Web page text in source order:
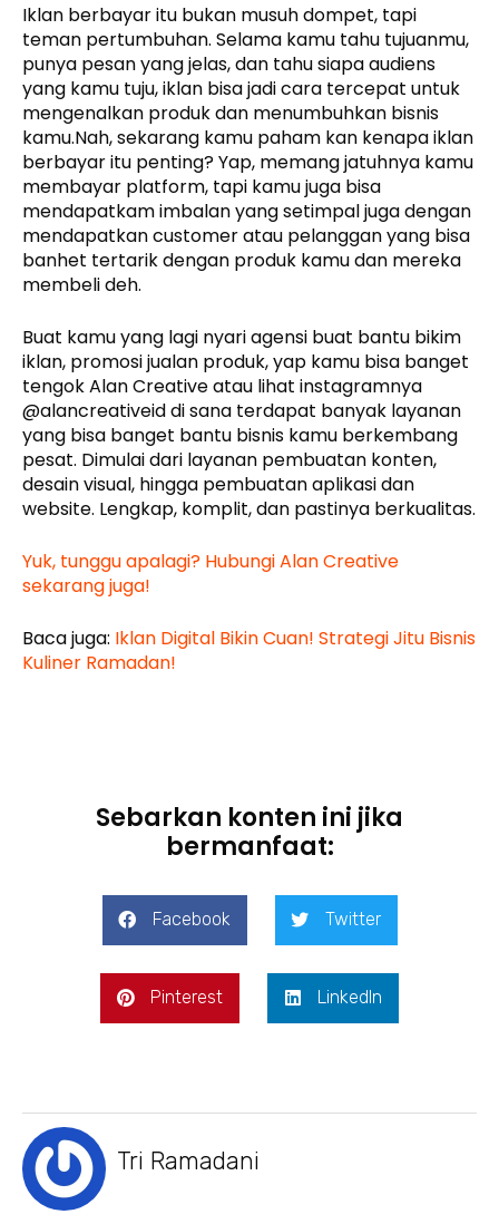
Iklan berbayar itu bukan musuh dompet, tapi
teman pertumbuhan. Selama kamu tahu tujuanmu,
punya pesan yang jelas, dan tahu siapa audiens
yang kamu tuju, iklan bisa jadi cara tercepat untuk
mengenalkan produk dan menumbuhkan bisnis
kamu.Nah, sekarang kamu paham kan kenapa iklan
berbayar itu penting? Yap, memang jatuhnya kamu
membayar platform, tapi kamu juga bisa
mendapatkam imbalan yang setimpal juga dengan
mendapatkan customer atau pelanggan yang bisa
banhet tertarik dengan produk kamu dan mereka
membeli deh.
Buat kamu yang lagi nyari agensi buat bantu bikim
iklan, promosi jualan produk, yap kamu bisa banget
tengok Alan Creative atau lihat instagramnya
@alancreativeid di sana terdapat banyak layanan
yang bisa banget bantu bisnis kamu berkembang
pesat. Dimulai dari layanan pembuatan konten,
desain visual, hingga pembuatan aplikasi dan
website. Lengkap, komplit, dan pastinya berkualitas.
Yuk, tunggu apalagi? Hubungi Alan Creative
sekarang juga!
Baca juga: Iklan Digital Bikin Cuan! Strategi Jitu Bisnis
Kuliner Ramadan!
Sebarkan konten ini jika
bermanfaat:
Facebook Twitter
Pinterest LinkedIn
Tri Ramadani